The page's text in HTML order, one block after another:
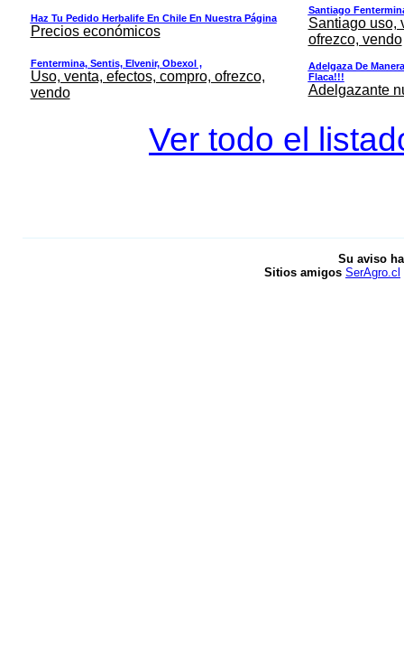
Haz Tu Pedido Herbalife En Chile En Nuestra Página
Precios económicos
Santiago
Santiago uso,
ofrezco, vendo
Fentermina, Sentis, Elvenir, Obexol ,
Uso, venta, efectos, compro, ofrezco,
vendo
Adelgaza De
Flaca!!!
Adelgazante
Ver todo el
Su aviso
Sitios amigos SerAgro.cl